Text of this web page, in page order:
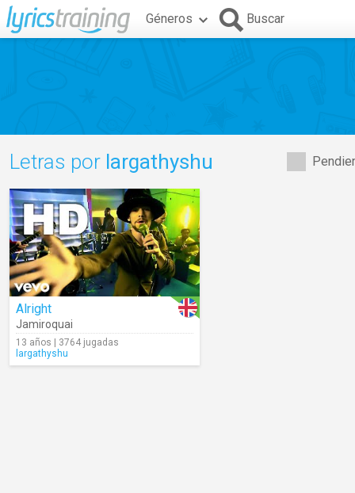
Géneros Buscar
Letras por largathyshu
Alright
Jamiroquai
13 años | 3764 jugadas
largathyshu